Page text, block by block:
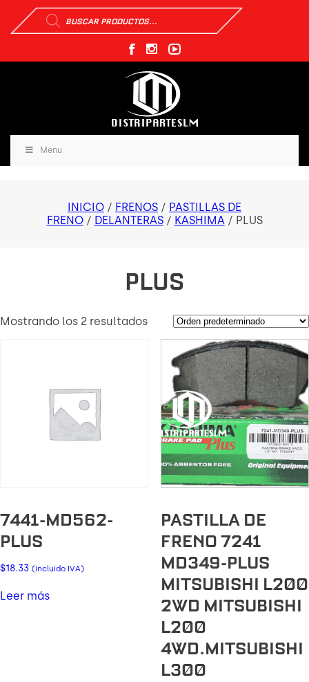
Búsqueda
de
productos
Menu
INICIO / FRENOS / PASTILLAS DE
FRENO/ DELANTERAS/ KASHIMA/ PLUS
PLUS
Mostrando los 2 resultados
7441-MD562-
PLUS
$18.33 (incluido IVA)
Leer más
PASTILLA DE
FRENO 7241
MD349-PLUS
MITSUBISHI L200
2WD MITSUBISHI
L200
4WD.MITSUBISHI
L300